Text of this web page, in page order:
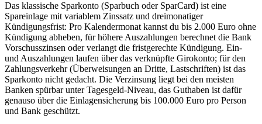
Das klassische Sparkonto (Sparbuch oder SparCard) ist eine
Spareinlage mit variablem Zinssatz und dreimonatiger
Kündigungsfrist: Pro Kalendermonat kannst du bis 2.000 Euro ohne
Kündigung abheben, für höhere Auszahlungen berechnet die Bank
Vorschusszinsen oder verlangt die fristgerechte Kündigung. Ein-
und Auszahlungen laufen über das verknüpfte Girokonto; für den
Zahlungsverkehr (Überweisungen an Dritte, Lastschriften) ist das
Sparkonto nicht gedacht. Die Verzinsung liegt bei den meisten
Banken spürbar unter Tagesgeld-Niveau, das Guthaben ist dafür
genauso über die Einlagensicherung bis 100.000 Euro pro Person
und Bank geschützt.